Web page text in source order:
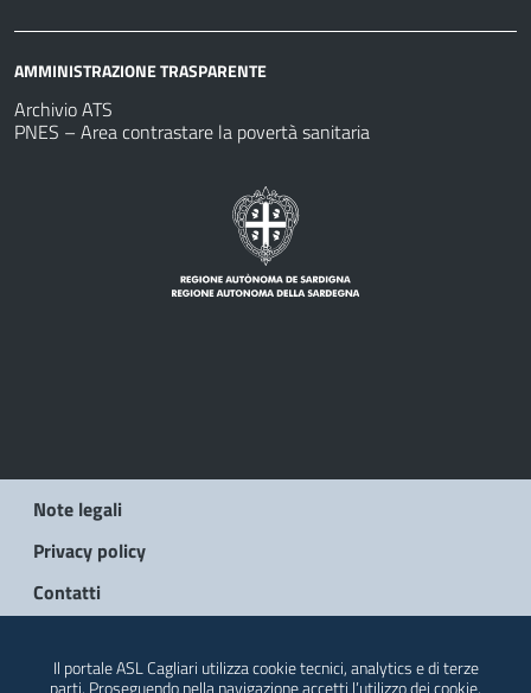
AMMINISTRAZIONE TRASPARENTE
Archivio ATS
PNES – Area contrastare la povertà sanitaria
Note legali
Privacy policy
Contatti
Il portale ASL Cagliari utilizza cookie tecnici, analytics e di terze